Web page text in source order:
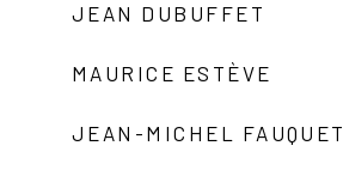
JEAN DUBUFFET
MAURICE ESTÈVE
JEAN-MICHEL FAUQUET